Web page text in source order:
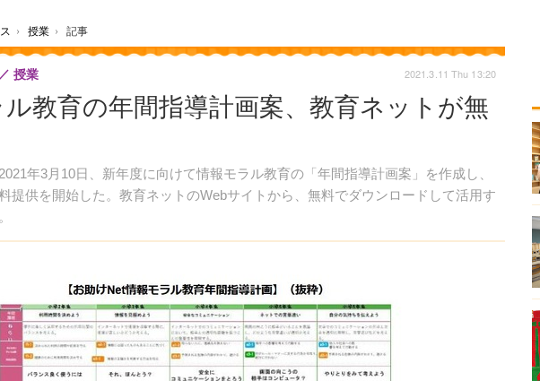
› 授業 › 記事
教育の年間指導計画案、教育ネットが無
年3月10日、新年度に向けて情報モラル教育の「年間指導計画案」を作成し、
提供を開始した。教育ネットのWebサイトから、無料でダウンロードして活用す
授業 2021.3.11 Thu 13:20